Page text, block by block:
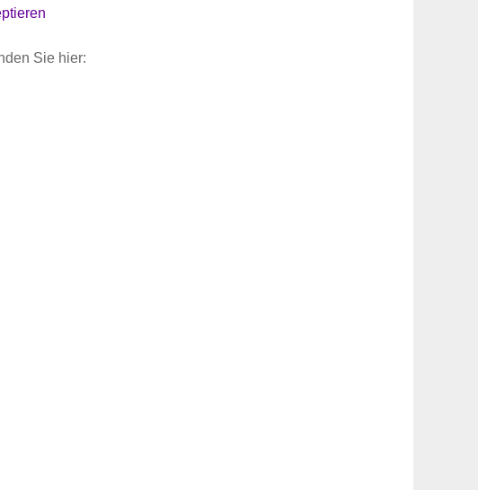
Sie hier: